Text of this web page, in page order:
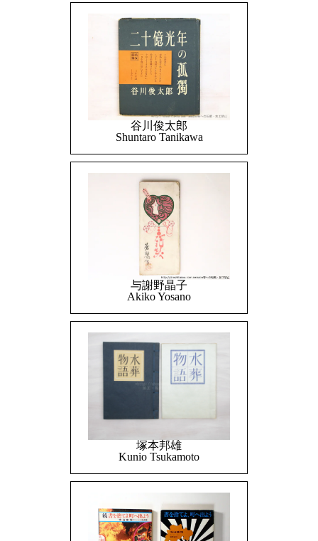
谷川俊太郎
Shuntaro Tanikawa
与謝野晶子
Akiko Yosano
塚本邦雄
Kunio Tsukamoto